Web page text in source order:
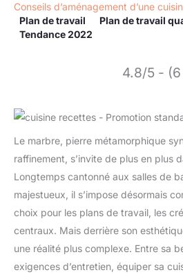
Conseils d’aménagement d’une
Plan de travail
Plan de travail
Tendance 2022
4.8/5 -
Le marbre, pierre métamorphique
raffinement, s’invite de plus en plus
Longtemps cantonné aux salles de
majestueux, il s’impose désormais
choix pour les plans de travail, les
centraux. Mais derrière son
une réalité plus complexe. Entre sa
exigences d’entretien, équiper sa